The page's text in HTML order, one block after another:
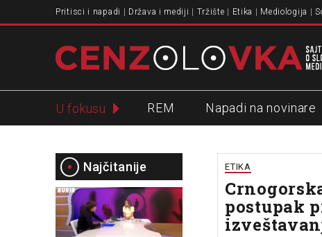
Pritisci i napadi Država i mediji Tržište Etika Mediologija
U fokusu REM Napadi na novinare
Najčitanije
ETIKA
postupak